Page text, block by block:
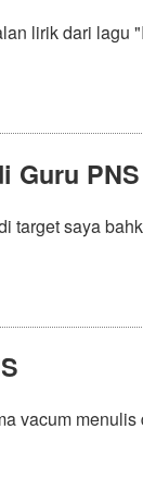
lirik dari lagu
Guru PNS
target saya
vacum